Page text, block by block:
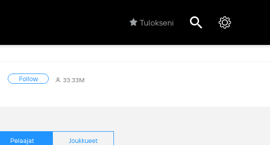
Tulokseni
Follow 33.33M
Pelaajat Joukkueet